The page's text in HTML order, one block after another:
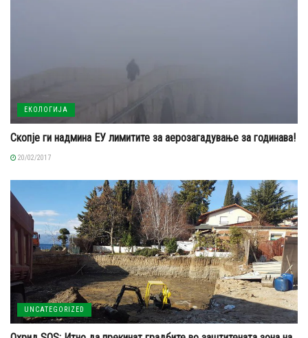
ЕКОЛОГИЈА
Скопје ги надминa ЕУ лимитите за аерозагадување за годинава!
20/02/2017
UNCATEGORIZED